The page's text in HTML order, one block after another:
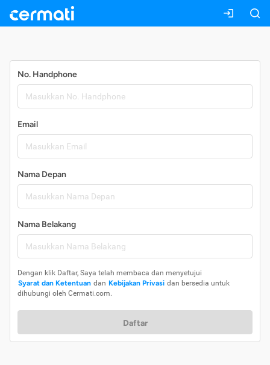
No. Handphone
Email
Nama Depan
Nama Belakang
Dengan klik Daftar, Saya telah membaca dan menyetujui
Syarat dan Ketentuan dan Kebijakan Privasi dan bersedia untuk
dihubungi oleh Cermati.com.
Daftar